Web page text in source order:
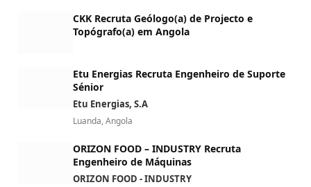
CKK Recruta Geólogo(a) de Projecto e
Topógrafo(a) em Angola
Etu Energias Recruta Engenheiro de Suporte
Sénior
Etu Energias, S.A
Luanda, Angola
ORIZON FOOD – INDUSTRY Recruta
Engenheiro de Máquinas
ORIZON FOOD - INDUSTRY